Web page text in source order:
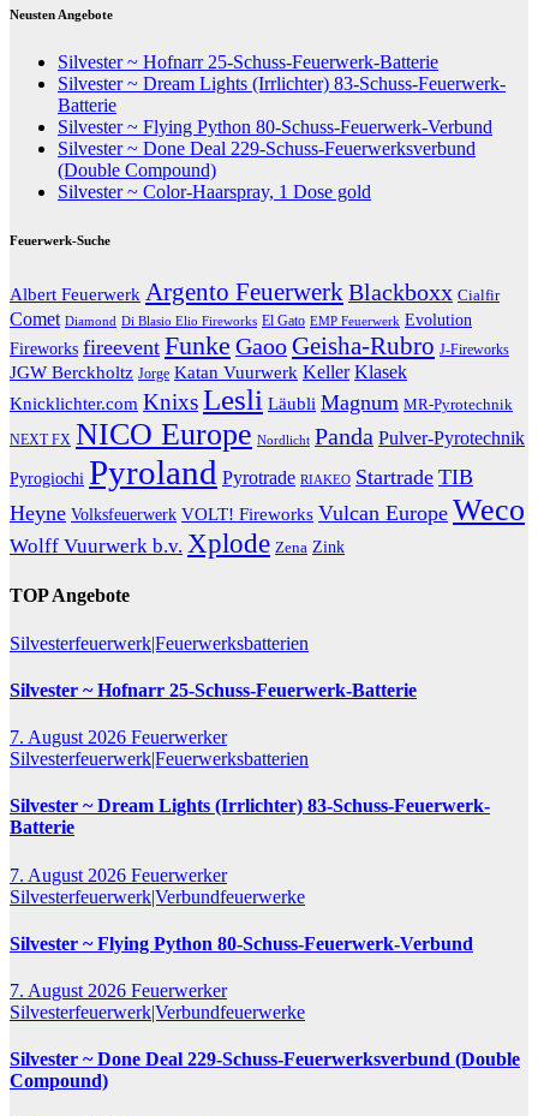
Neusten Angebote
Silvester ~ Hofnarr 25-Schuss-Feuerwerk-Batterie
Silvester ~ Dream Lights (Irrlichter) 83-Schuss-Feuerwerk-
Batterie
Silvester ~ Flying Python 80-Schuss-Feuerwerk-Verbund
Silvester ~ Done Deal 229-Schuss-Feuerwerksverbund
(Double Compound)
Silvester ~ Color-Haarspray, 1 Dose gold
Feuerwerk-Suche
Albert Feuerwerk Argento FeuerwerkBlackboxx Cialfir
Comet Diamond Di Blasio Elio Fireworks El Gato EMP Feuerwerk Evolution
Fireworks fireevent Funke GaooGeisha-Rubro J-Fireworks
JGW Berckholtz Jorge Katan Vuurwerk Keller Klasek
Knicklichter.com KnixsLesli Läubli Magnum MR-Pyrotechnik
NEXT FX NICO Europe Nordlicht Panda Pulver-Pyrotechnik
Pyrogiochi Pyroland Pyrotrade RIAKEO Startrade TIB
Heyne Volksfeuerwerk VOLT! Fireworks Vulcan Europe Weco
Wolff Vuurwerk b.v. Xplode Zena Zink
TOP Angebote
Silvesterfeuerwerk|Feuerwerksbatterien
Silvester ~ Hofnarr 25-Schuss-Feuerwerk-Batterie
7. August 2026 Feuerwerker
Silvesterfeuerwerk|Feuerwerksbatterien
Silvester ~ Dream Lights (Irrlichter) 83-Schuss-Feuerwerk-
Batterie
7. August 2026 Feuerwerker
Silvesterfeuerwerk|Verbundfeuerwerke
Silvester ~ Flying Python 80-Schuss-Feuerwerk-Verbund
7. August 2026 Feuerwerker
Silvesterfeuerwerk|Verbundfeuerwerke
Silvester ~ Done Deal 229-Schuss-Feuerwerksverbund (Double
Compound)